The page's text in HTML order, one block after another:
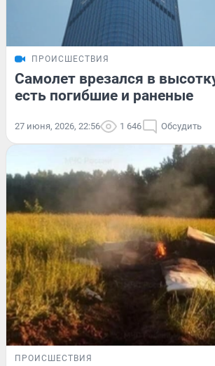
ПРОИСШЕСТВИЯ
Самолет врезался в
есть погибшие и раненые
27 июня, 2026, 22:56 1 646 Обсудить
ПРОИСШЕСТВИЯ